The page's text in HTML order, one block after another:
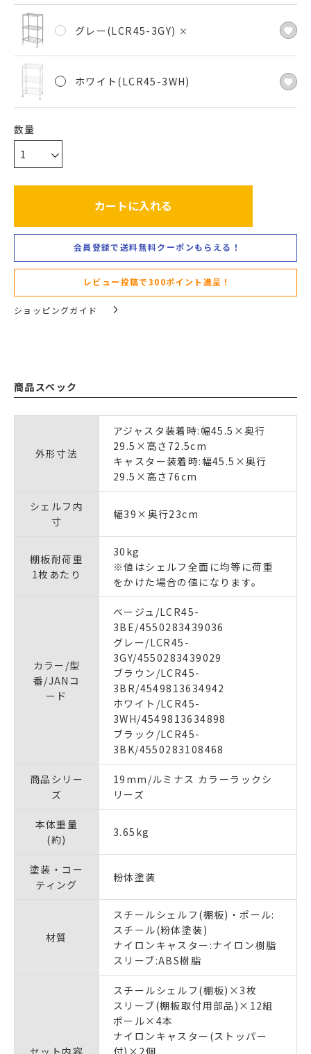
グレー(LCR45-3GY) ×
ホワイト(LCR45-3WH)
カートに入れる
会員登録で送料無料クーポンもらえる！
レビュー投稿で300ポイント進呈！
ショッピングガイド
商品スペック
外形寸法
アジャスタ装着時:幅45.5×奥行
29.5×高さ72.5cm
キャスター装着時:幅45.5×奥行
29.5×高さ76cm
シェルフ内
寸
幅39×奥行23cm
棚板耐荷重
1枚あたり
30kg
※値はシェルフ全面に均等に荷重
をかけた場合の値になります。
カラー/型
番/JANコ
ード
ベージュ/LCR45-
3BE/4550283439036
グレー/LCR45-
3GY/4550283439029
ブラウン/LCR45-
3BR/4549813634942
ホワイト/LCR45-
3WH/4549813634898
ブラック/LCR45-
3BK/4550283108468
商品シリー
ズ
19mm/ルミナス カラーラックシ
リーズ
本体重量
(約)
3.65kg
塗装・コー
ティング
粉体塗装
材質
スチールシェルフ(棚板)・ポール:
スチール(粉体塗装)
ナイロンキャスター:ナイロン樹脂
スリーブ:ABS樹脂
セット内容
スチールシェルフ(棚板)×3枚
スリーブ(棚板取付用部品)×12組
ポール×4本
ナイロンキャスター(ストッパー
付)×2個